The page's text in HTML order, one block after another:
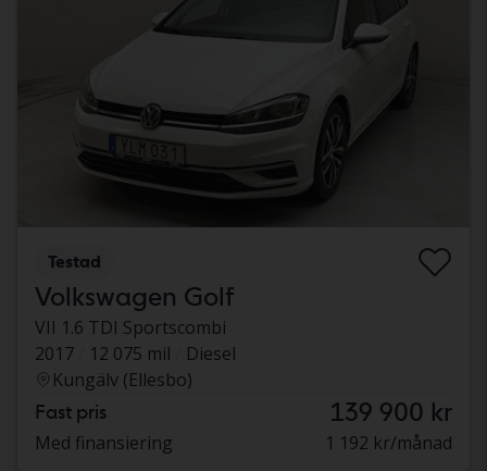
Testad
Volkswagen Golf
VII 1.6 TDI Sportscombi
2017
12 075 mil
Diesel
Kungälv (Ellesbo)
Fast pris 139 900 kr
Med finansiering 1 192 kr/månad